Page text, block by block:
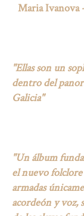
Maria Ivanova
"Ellas son un
dentro del
Galicia"
"Un álbum
el nuevo
armadas
acordeón y voz,